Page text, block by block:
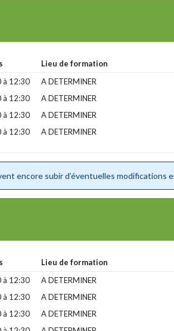
Lieu de formation
à 12:30
A DETERMINER
à 12:30
A DETERMINER
à 12:30
A DETERMINER
à 12:30 A DETERMINER
encore subir d’éventuelles
Lieu de formation
à 12:30
A DETERMINER
à 12:30
A DETERMINER
à 12:30
A DETERMINER